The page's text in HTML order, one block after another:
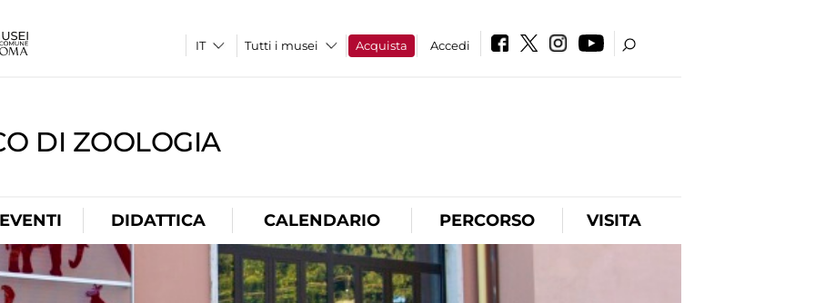
Tutti i musei Acquista Accedi
DI ZOOLOGIA
EVENTI DIDATTICA CALENDARIO PERCORSO VISITA